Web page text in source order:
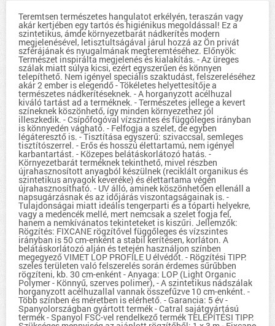
Teremtsen természetes hangulatot erkélyén, teraszán vagy
akár kertjében egy tartós és higiénikus megoldással! Ez a
szintetikus, ámde környezetbarát nádkerítés modern
megjelenésével, letisztultságával járul hozzá az Ön privát
szférájának és nyugalmának megteremtéséhez. Előnyök:
Természet inspirálta megjelenés és kialakítás. - Az üreges
szálak miatt súlya kicsi, ezért egyszerűen és könnyen
telepíthető. Nem igényel speciális szaktudást, felszereléséhez
akár 2 ember is elegendő - Tökéletes helyettesítője a
természetes nádkerítéseknek. - A horganyzott acélhuzal
kiváló tartást ad a terméknek. - Természetes jellege a kevert
színeknek köszönhető, így minden környezethez jól
illeszkedik. - Csípőfogóval vízszintes és függőleges irányban
is könnyedén vágható. - Felfogja a szelet, de egyben
légáteresztő is. - Tisztítása egyszerű: szivaccsal, semleges
tisztítószerrel. - Erős és hosszú élettartamú, nem igényel
karbantartást. - Közepes belátáskorlátozó hatás. -
Környezetbarát terméknek tekinthető, mivel részben
újrahasznosított anyagból készülnek (reciklált organikus és
szintetikus anyagok keveréke) és élettartama végén
újrahasznosítható. - UV álló, aminek köszönhetően ellenáll a
napsugárzásnak és az időjárás viszontagságainak is. -
Tulajdonságai miatt ideális tengerparti és a tóparti helyekre,
vagy a medencék mellé, mert nemcsak a szelet fogja fel,
hanem a nemkívánatos tekinteteket is kiszűri. Jellemzők:
Rögzítés: FIXCANE rögzítővel függőleges és vízszintes
irányban is 50 cm-enként a stabil kerítésen, korláton. A
belátáskorlátozó alján és tetején használjon színben
megegyező VIMET LOP PROFILE U élvédőt. - Rögzítési TIPP:
szeles területen való felszerelés során érdemes sűrűbben
rögzíteni, kb. 30 cm-enként - Anyaga: LOP (Light Organic
Polymer - Könnyű, szerves polimer), - A szintetikus nádszálak
horganyzott acélhuzallal vannak összefűzve 10 cm-enként. -
Több színben és méretben is elérhető. - Garancia: 5 év -
Spanyolországban gyártott termék - Catral sajátgyártású
termék - Spanyol FSC-vel rendelkező termék TELEPÍTÉSI TIPP: